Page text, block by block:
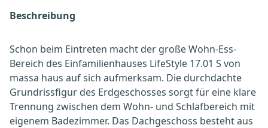
Beschreibung
Schon beim Eintreten macht der große Wohn-Ess-
Bereich des Einfamilienhauses LifeStyle 17.01 S von
massa haus auf sich aufmerksam. Die durchdachte
Grundrissfigur des Erdgeschosses sorgt für eine klare
Trennung zwischen dem Wohn- und Schlafbereich mit
eigenem Badezimmer. Das Dachgeschoss besteht aus